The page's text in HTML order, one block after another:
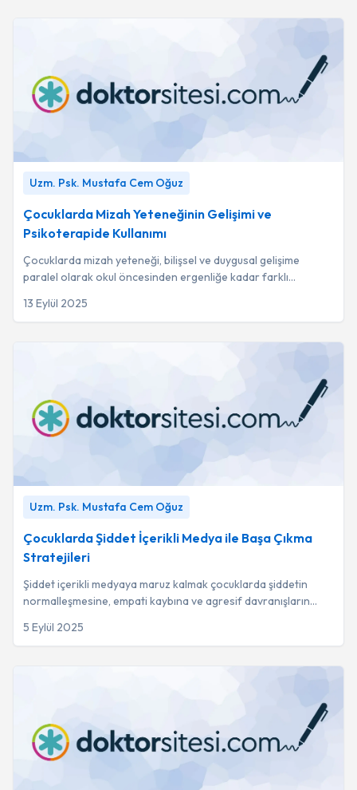
Kullanımı -Uzm. Psk. Mustafa Cem Oğuz
Uzm. Psk. Mustafa Cem Oğuz
Çocuklarda Mizah Yeteneğinin Gelişimi ve
Psikoterapide Kullanımı
Çocuklarda mizah yeteneği, bilişsel ve duygusal gelişime
paralel olarak okul öncesinden ergenliğe kadar farklı
13 Eylül 2025
Uzm. Psk. Mustafa Cem Oğuz
Uzm. Psk. Mustafa Cem Oğuz
Çocuklarda Şiddet İçerikli Medya ile Başa Çıkma
Stratejileri
Şiddet içerikli medyaya maruz kalmak çocuklarda şiddetin
normalleşmesine, empati kaybına ve agresif davranışların
5 Eylül 2025